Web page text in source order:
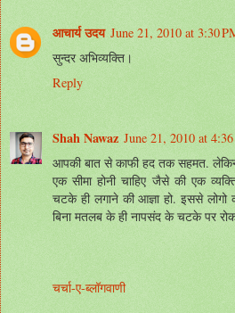
आचार्य उदय June 21, 2010 at 3:30
सुन्दर अभिव्यक्ति।
Reply
Shah Nawaz June 21, 2010 at
आपकी बात से काफी हद तक सहमत.
एक सीमा होनी चाहिए जैसे की एक
चटके ही लगाने की आज्ञा हो. इससे
बिना मतलब के ही नापसंद के चटके पर
चर्चा-ए-ब्लॉगवाणी